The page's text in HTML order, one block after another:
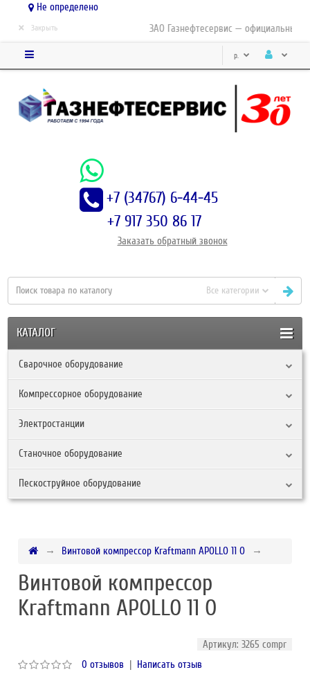
Не определено
ЗАО Газнефтесервис — официальный
× Закрыть
р.
+7 (34767) 6-44-45
+7 917 350 86 17
Заказать обратный звонок
Все категории
КАТАЛОГ
Сварочное оборудование
Компрессорное оборудование
Электростанции
Станочное оборудование
Пескоструйное оборудование
Винтовой компрессор Kraftmann APOLLO 11 O
Винтовой компрессор
Kraftmann APOLLO 11 O
Артикул: 3265 compr
0 отзывов | Написать отзыв